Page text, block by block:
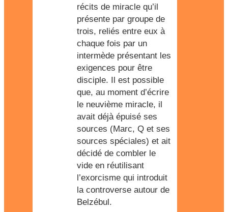
récits de miracle qu’il
présente par groupe de
trois, reliés entre eux à
chaque fois par un
intermède présentant les
exigences pour être
disciple. Il est possible
que, au moment d’écrire
le neuvième miracle, il
avait déjà épuisé ses
sources (Marc, Q et ses
sources spéciales) et ait
décidé de combler le
vide en réutilisant
l’exorcisme qui introduit
la controverse autour de
Belzébul.